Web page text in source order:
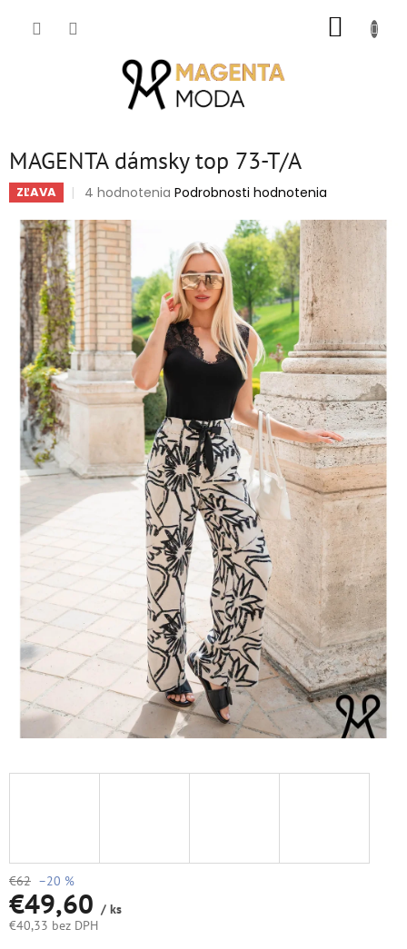
MAGENTA dámsky top 73-T/A
ZĽAVA
Priemerné
produktu
je
5,0
z
5
hviezdičiek.
4 hodnotenia Podrobnosti hodnotenia
€62 –20 %
€49,60 / ks
€40,33 bez DPH